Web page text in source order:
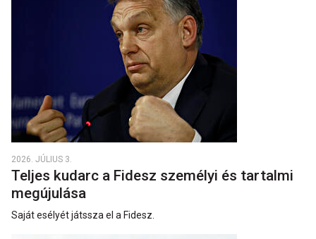
2026. JÚLIUS 3.
Teljes kudarc a Fidesz személyi és tartalmi
megújulása
Saját esélyét játssza el a Fidesz.